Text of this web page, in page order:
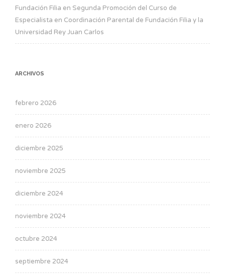
Fundación Filia en Segunda Promoción del Curso de
Especialista en Coordinación Parental de Fundación Filia y la
Universidad Rey Juan Carlos
ARCHIVOS
febrero 2026
enero 2026
diciembre 2025
noviembre 2025
diciembre 2024
noviembre 2024
octubre 2024
septiembre 2024